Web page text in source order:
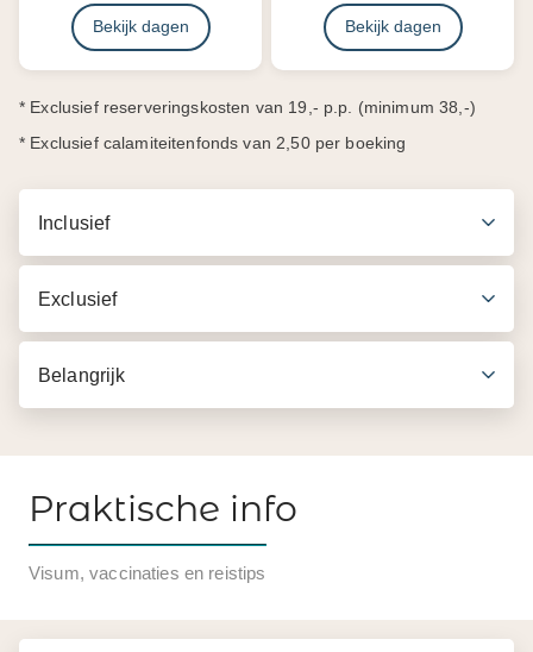
Bekijk dagen Bekijk dagen
* Exclusief reserveringskosten van 19,- p.p. (minimum 38,-)
* Exclusief calamiteitenfonds van 2,50 per boeking
Inclusief
Exclusief
Belangrijk
Inbegrepen in de prijs
Amsterdam (indien bij ons geboekt)
Praktische info
Visum, vaccinaties en reistips